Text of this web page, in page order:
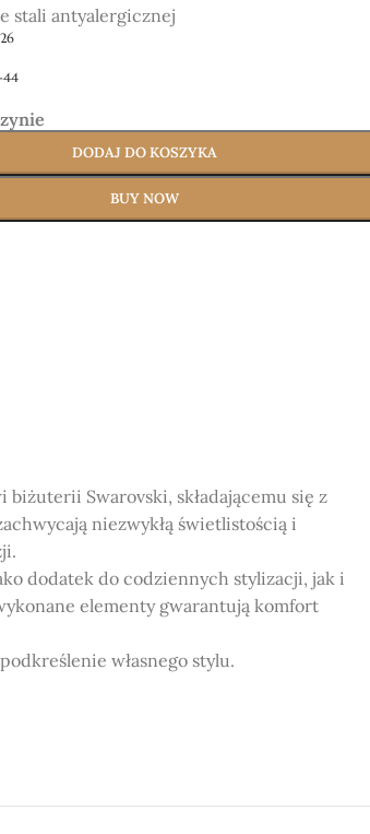
stali antyalergicznej
44
DODAJ DO KOSZYKA
BUY NOW
Swarovski, składającemu się z
niezwykłą świetlistością i
dodatek do codziennych stylizacji, jak i
elementy gwarantują komfort
własnego stylu.